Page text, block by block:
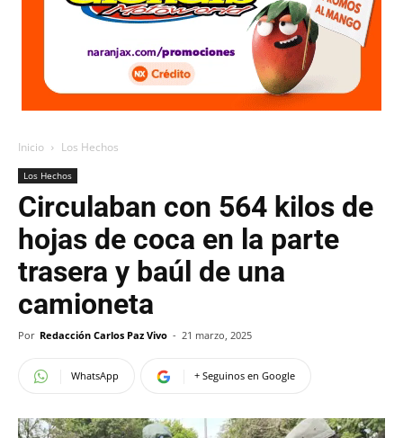
Inicio Los Hechos
Los Hechos
Circulaban con 564 kilos de
hojas de coca en la parte
trasera y baúl de una
camioneta
Por Redacción Carlos Paz Vivo - 21 marzo, 2025
WhatsApp + Seguinos en Google